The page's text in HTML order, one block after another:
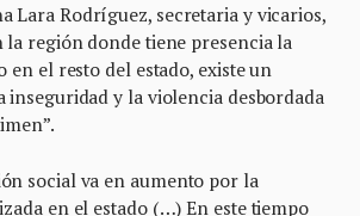
Lara Rodríguez, secretaria y vicarios,
región donde tiene presencia la
en el resto del estado, existe un
inseguridad y la violencia desbordada
social va en aumento por la
en el estado (…) En este tiempo